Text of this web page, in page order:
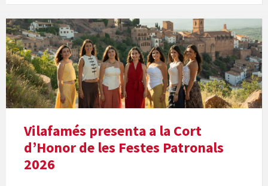
Vilafamés presenta a la Cort
d’Honor de les Festes Patronals
2026